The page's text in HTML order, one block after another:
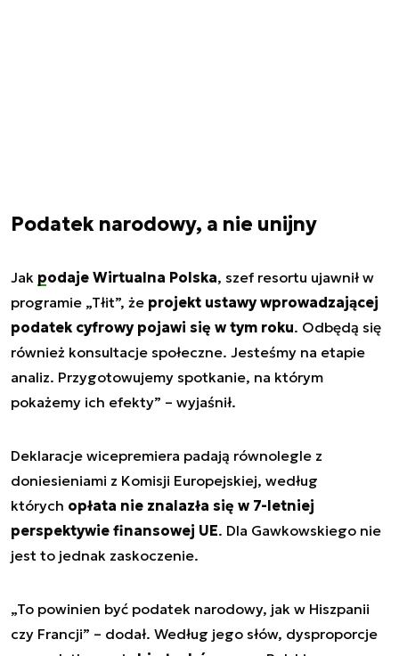
Podatek narodowy, a nie unijny
Jak podaje Wirtualna Polska, szef resortu ujawnił w
programie „Tłit”, że projekt ustawy wprowadzającej
podatek cyfrowy pojawi się w tym roku. Odbędą się
również konsultacje społeczne. Jesteśmy na etapie
analiz. Przygotowujemy spotkanie, na którym
pokażemy ich efekty” – wyjaśnił.
Deklaracje wicepremiera padają równolegle z
doniesieniami z Komisji Europejskiej, według
których opłata nie znalazła się w 7-letniej
perspektywie finansowej UE. Dla Gawkowskiego nie
jest to jednak zaskoczenie.
„To powinien być podatek narodowy, jak w Hiszpanii
czy Francji” – dodał. Według jego słów, dysproporcje